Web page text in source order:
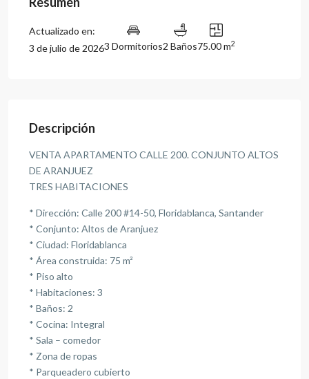
Actualizado en:
3 de julio de 20263 Dormitorios2 Baños75.00 m2
Descripción
VENTA APARTAMENTO CALLE 200. CONJUNTO ALTOS
DE ARANJUEZ
TRES HABITACIONES
* Dirección: Calle 200 #14-50, Floridablanca, Santander
* Conjunto: Altos de Aranjuez
* Ciudad: Floridablanca
* Área construida: 75 m²
* Piso alto
* Habitaciones: 3
* Baños: 2
* Cocina: Integral
* Sala – comedor
* Zona de ropas
* Parqueadero cubierto